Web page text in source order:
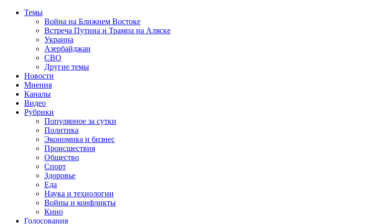
Темы
Война на Ближнем Востоке
Встреча Путина и Трампа на Аляске
Украина
Азербайджан
СВО
Другие темы
Новости
Мнения
Каналы
Видео
Рубрики
Популярное за сутки
Политика
Экономика и бизнес
Происшествия
Общество
Спорт
Здоровье
Еда
Наука и технологии
Войны и конфликты
Кино
Голосования